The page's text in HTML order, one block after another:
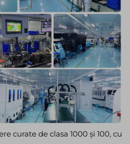
curate de clasa 1000 și 100, cu